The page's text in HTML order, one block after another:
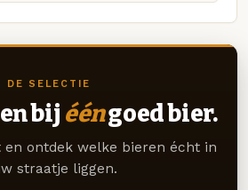
DE SELECTIE
bij ééngoed bier.
en ontdek welke bieren écht in
straatje liggen.